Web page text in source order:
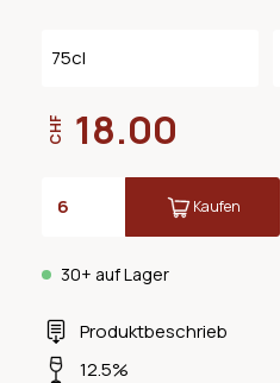
Produktbeschrieb
12.5%
75cl
30+ auf Lager
CHF 18.00
Kaufen